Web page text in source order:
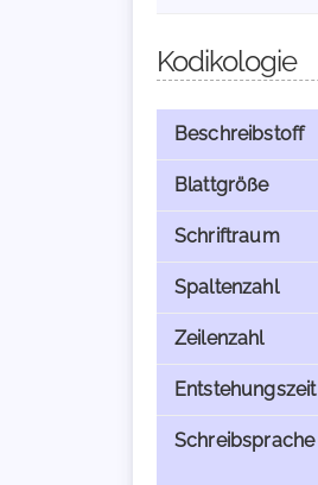
Kodikologie
Beschreibstoff
Blattgröße
Schriftraum
Spaltenzahl
Zeilenzahl
Entstehungszeit
Schreibsprache